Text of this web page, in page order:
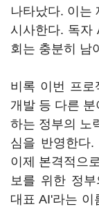
나타났다. 이는
시사한다. 독자
회는 충분히 남
비록 이번 프로
개발 등 다른
하는 정부의 노
심을 반영한다.
이제 본격적으
보를 위한 정
대표 AI'라는 이